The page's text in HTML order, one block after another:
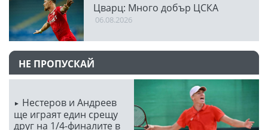
Цварц: Много добър ЦСКА
06.08.2026
НЕ ПРОПУСКАЙ
Нестеров и Андреев
ще играят един срещу
друг на 1/4-финалите в